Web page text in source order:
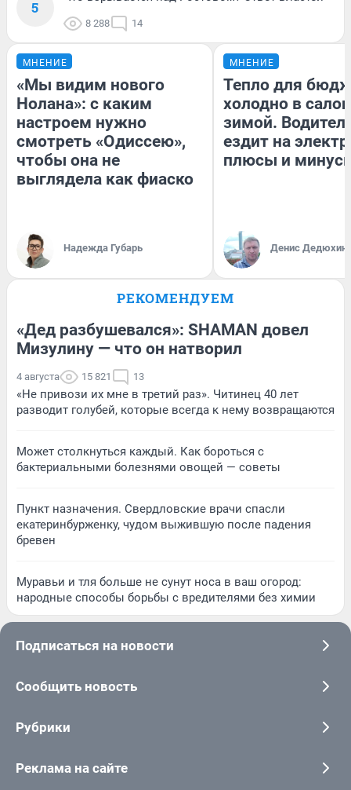
5
8 288 14
МНЕНИЕ
«Мы видим нового
Нолана»: с каким
настроем нужно
смотреть «Одиссею»,
чтобы она не
выглядела как фиаско
Надежда Губарь
МНЕНИЕ
Тепло для
холодно в
зимой.
ездит на
плюсы и
Денис Дедюхин
РЕКОМЕНДУЕМ
«Дед разбушевался»: SHAMAN довел
Мизулину — что он натворил
4 августа 15 821 13
«Не привози их мне в третий раз». Читинец 40 лет
разводит голубей, которые всегда к нему возвращаются
Может столкнуться каждый. Как бороться с
бактериальными болезнями овощей — советы
Пункт назначения. Свердловские врачи спасли
екатеринбурженку, чудом выжившую после падения
бревен
Муравьи и тля больше не сунут носа в ваш огород:
народные способы борьбы с вредителями без химии
Подписаться на новости
Сообщить новость
Рубрики
Реклама на сайте